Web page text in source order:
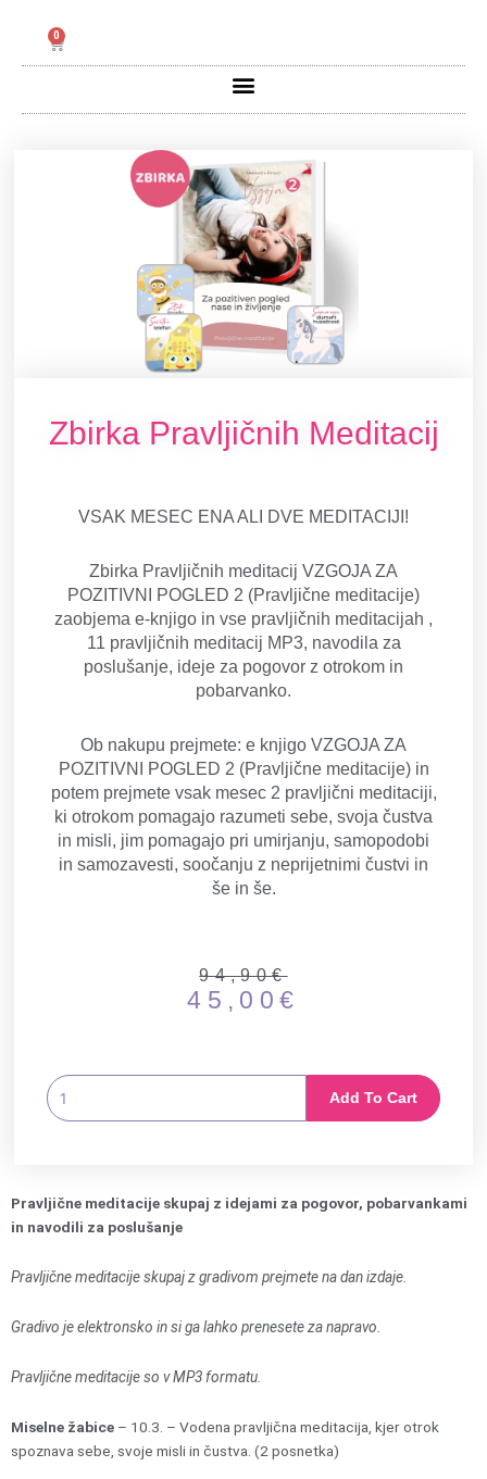
Cart
Menu
Zbirka Pravljičnih Meditacij
VSAK MESEC ENA ALI DVE MEDITACIJI!
Zbirka Pravljičnih meditacij VZGOJA ZA
POZITIVNI POGLED 2 (Pravljične meditacije)
zaobjema e-knjigo in vse pravljičnih meditacijah ,
11 pravljičnih meditacij MP3, navodila za
poslušanje, ideje za pogovor z otrokom in
pobarvanko.
Ob nakupu prejmete: e knjigo VZGOJA ZA
POZITIVNI POGLED 2 (Pravljične meditacije) in
potem prejmete vsak mesec 2 pravljični meditaciji,
ki otrokom pomagajo razumeti sebe, svoja čustva
in misli, jim pomagajo pri umirjanju, samopodobi
in samozavesti, soočanju z neprijetnimi čustvi in
še in še.
94,90€
Original
price
45,00€
Current
price
Zbirka
pravljičnih
Add To Cart
Pravljične meditacije skupaj z idejami za pogovor, pobarvankami
in navodili za poslušanje
Pravljične meditacije skupaj z gradivom prejmete na dan izdaje.
Gradivo je elektronsko in si ga lahko prenesete za napravo.
Pravljične meditacije so v MP3 formatu.
Miselne žabice – 10.3. – Vodena pravljična meditacija, kjer otrok
spoznava sebe, svoje misli in čustva. (2 posnetka)